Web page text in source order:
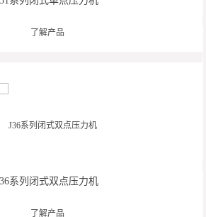
了解产品
系列闭式双点压力机
了解产品